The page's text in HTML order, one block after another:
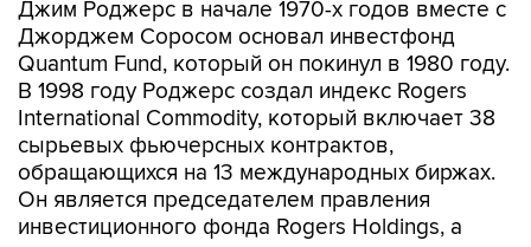
Quantum Fund, который он покинул в 1980 году.
В 1998 году Роджерс создал индекс Rogers
International Commodity, который включает 38
сырьевых фьючерсных контрактов,
обращающихся на 13 международных биржах.
Он является председателем правления
инвестиционного фонда Rogers Holdings, а
также входит в советы директоров ряда
металлургических и энергетических компаний.